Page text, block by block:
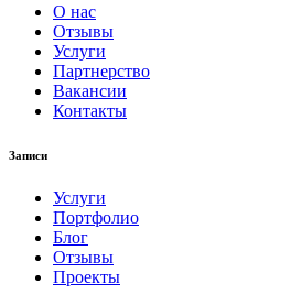
О нас
Отзывы
Услуги
Партнерство
Вакансии
Контакты
Записи
Услуги
Портфолио
Блог
Отзывы
Проекты